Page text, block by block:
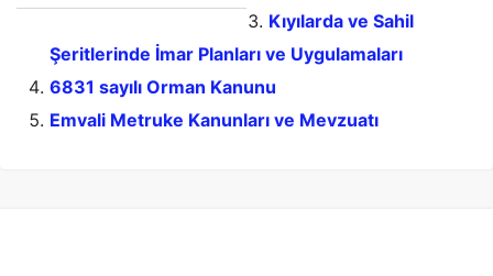
Kıyılarda ve Sahil
Şeritlerinde İmar Planları ve Uygulamaları
6831 sayılı Orman Kanunu
Emvali Metruke Kanunları ve Mevzuatı